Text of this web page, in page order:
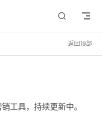
返回顶部
工具，持续更新中。